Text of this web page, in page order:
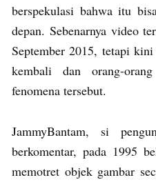
berspekulasi bahwa itu
depan. Sebenarnya video
September 2015, tetapi
kembali dan orang-
fenomena tersebut.
JammyBantam, si
berkomentar, pada 1995
memotret objek gambar